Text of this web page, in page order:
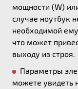
мощности (W)
случае ноутбук
необходимой
что может
выходу из строя.
Параметры
можете увидеть